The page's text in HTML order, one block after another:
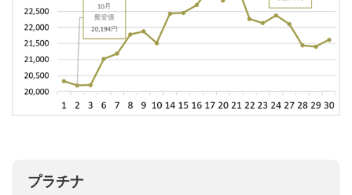
プラチナ